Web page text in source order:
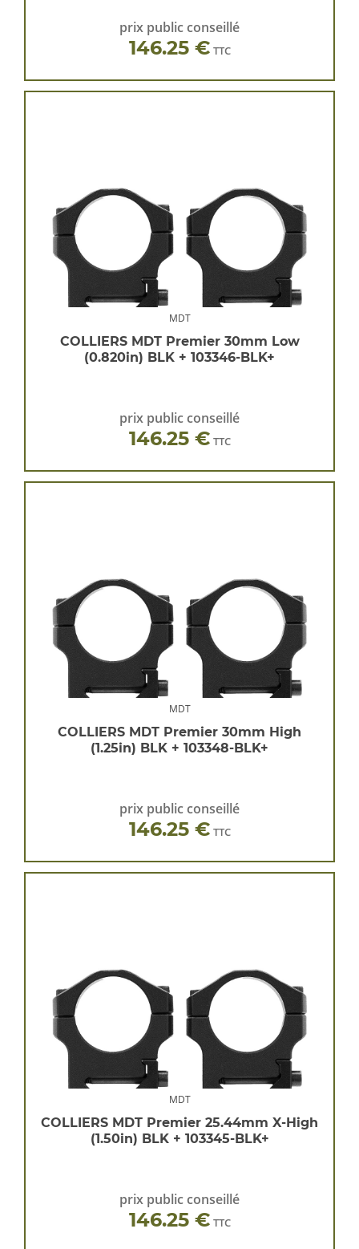
prix public conseillé
146.25 € TTC
MDT
COLLIERS MDT Premier 30mm Low
(0.820in) BLK + 103346-BLK+
prix public conseillé
146.25 € TTC
MDT
COLLIERS MDT Premier 30mm High
(1.25in) BLK + 103348-BLK+
prix public conseillé
146.25 € TTC
MDT
COLLIERS MDT Premier 25.44mm X-High
(1.50in) BLK + 103345-BLK+
prix public conseillé
146.25 € TTC